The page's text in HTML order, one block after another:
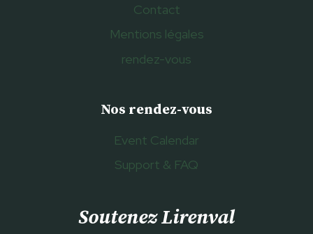
Contact
Mentions légales
rendez-vous
Nos rendez-vous
Event Calendar
Support & FAQ
Soutenez Lirenval